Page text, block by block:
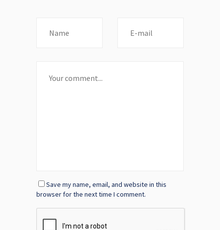
Save my name, email, and website in this
browser for the next time I comment.